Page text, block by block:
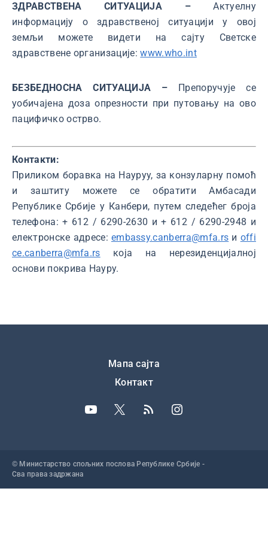
ЗДРАВСТВЕНА СИТУАЦИЈА –Актуелну
информацију о здравственој ситуацији у овој
земљи можете видети на сајту Светске
здравствене организације:www.who.int
БЕЗБЕДНОСНА СИТУАЦИЈА – Препоручује се
уобичајена доза опрезности при путовању на ово
пацифичко острво.
Приликом боравка на Науруу, за конзуларну помоћ
и заштиту можете се обратити Амбасади
Републике Србије у Канбери, путем следећег броја
телефона: + 612 / 6290-2630 и + 612 / 6290-2948 и
електронске адресе: embassy.canberra@mfa.rs и offi
ce.canberra@mfa.rs која на нерезиденцијалној
основи покрива Науру.
Мапа сајта
Контакт
© Министарство спољних послова Републике Србије -
Сва права задржана